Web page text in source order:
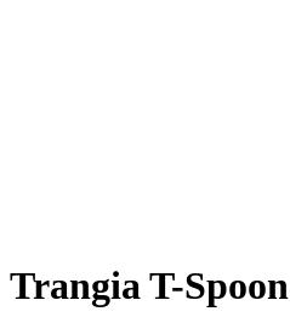
Trangia T-Spoon